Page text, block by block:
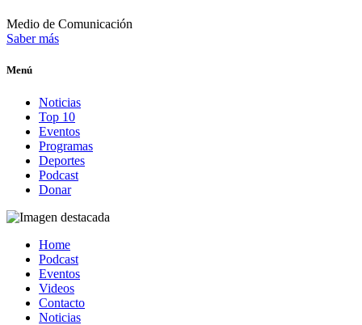
Medio de Comunicación
Saber más
Menú
Noticias
Top 10
Eventos
Programas
Deportes
Podcast
Donar
Home
Podcast
Eventos
Videos
Contacto
Noticias